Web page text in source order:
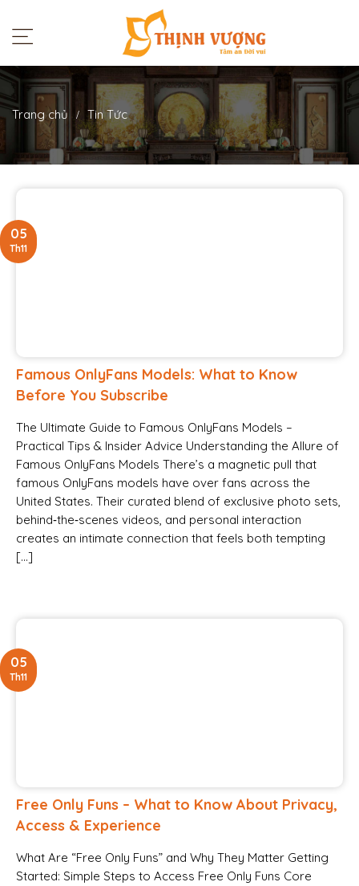
Trang chủ Tin Tức
Famous OnlyFans Models: What to Know
Before You Subscribe
The Ultimate Guide to Famous OnlyFans Models –
Practical Tips & Insider Advice Understanding the Allure of
Famous OnlyFans Models There’s a magnetic pull that
famous OnlyFans models have over fans across the
United States. Their curated blend of exclusive photo sets,
behind‑the‑scenes videos, and personal interaction
creates an intimate connection that feels both tempting
[…]
05
Th11
Free Only Funs – What to Know About Privacy,
Access & Experience
What Are “Free Only Funs” and Why They Matter Getting
Started: Simple Steps to Access Free Only Funs Core
05
Th11